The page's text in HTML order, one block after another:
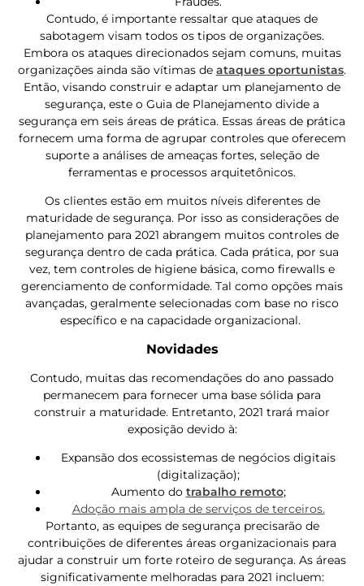
Contudo, é importante ressaltar que ataques de
sabotagem visam todos os tipos de organizações.
Embora os ataques direcionados sejam comuns, muitas
organizações ainda são vítimas de ataques oportunistas.
Então, visando construir e adaptar um planejamento de
segurança, este o Guia de Planejamento divide a
segurança em seis áreas de prática. Essas áreas de prática
fornecem uma forma de agrupar controles que oferecem
suporte a análises de ameaças fortes, seleção de
ferramentas e processos arquitetônicos.
Os clientes estão em muitos níveis diferentes de
maturidade de segurança. Por isso as considerações de
planejamento para 2021 abrangem muitos controles de
segurança dentro de cada prática. Cada prática, por sua
vez, tem controles de higiene básica, como firewalls e
gerenciamento de conformidade. Tal como opções mais
avançadas, geralmente selecionadas com base no risco
específico e na capacidade organizacional.
Novidades
Contudo, muitas das recomendações do ano passado
permanecem para fornecer uma base sólida para
construir a maturidade. Entretanto, 2021 trará maior
exposição devido à:
Expansão dos ecossistemas de negócios digitais
(digitalização);
Aumento do trabalho remoto;
Adoção mais ampla de serviços de terceiros.
Portanto, as equipes de segurança precisarão de
contribuições de diferentes áreas organizacionais para
ajudar a construir um forte roteiro de segurança. As áreas
significativamente melhoradas para 2021 incluem: